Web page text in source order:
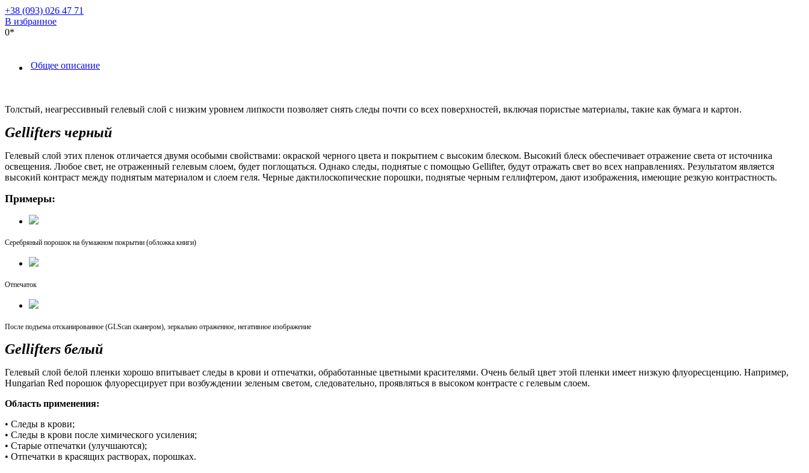
+38 (093) 026 47 71
В избранное
0*
Общее описание
Толстый, неагрессивный гелевый слой с низким уровнем липкости позволяет снять следы почти со всех поверхностей, включая пористые материалы, такие как бумага и картон.
Gellifters черный
Гелевый слой этих пленок отличается двумя особыми свойствами: окраской черного цвета и покрытием с высоким блеском. Высокий блеск обеспечивает отражение света от источника
освещения. Любое свет, не отраженный гелевым слоем, будет поглощаться. Однако следы, поднятые с помощью Gellifter, будут отражать свет во всех направлениях. Результатом является
высокий контраст между поднятым материалом и слоем геля. Черные дактилоскопические порошки, поднятые черным геллифтером, дают изображения, имеющие резкую контрастность.
Примеры:
Серебряный порошок на бумажном покрытии (обложка книги)
Отпечаток
После подъема отсканированное (GLScan сканером), зеркально отраженное, негативное изображение
Gellifters белый
Гелевый слой белой пленки хорошо впитывает следы в крови и отпечатки, обработанные цветными красителями. Очень белый цвет этой пленки имеет низкую флуоресценцию. Например,
Hungarian Red порошок флуоресцирует при возбуждении зеленым светом, следовательно, проявляться в высоком контрасте с гелевым слоем.
Область применения:
• Следы в крови;
• Следы в крови после химического усиления;
• Старые отпечатки (улучшаются);
• Отпечатки в красящих растворах, порошках.